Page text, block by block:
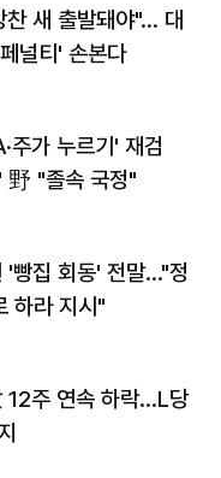
새 출발돼야"… 대
널티' 손본다
주가 누르기' 재검
"졸속 국정"
'빵집 회동' 전말…"정
하라 지시"
12주 연속 하락…L당